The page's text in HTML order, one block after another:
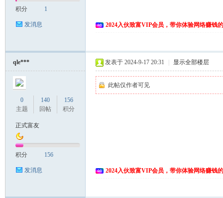
积分 1
发消息 2024入伙致富VIP会员，带你体验网络赚钱
qle***
0
主题
140
回帖
156
积分
正式富友
积分 156
发消息
发表于 2024-9-17 20:31 显示全部楼层
此帖仅作者可见
2024入伙致富VIP会员，带你体验网络赚钱